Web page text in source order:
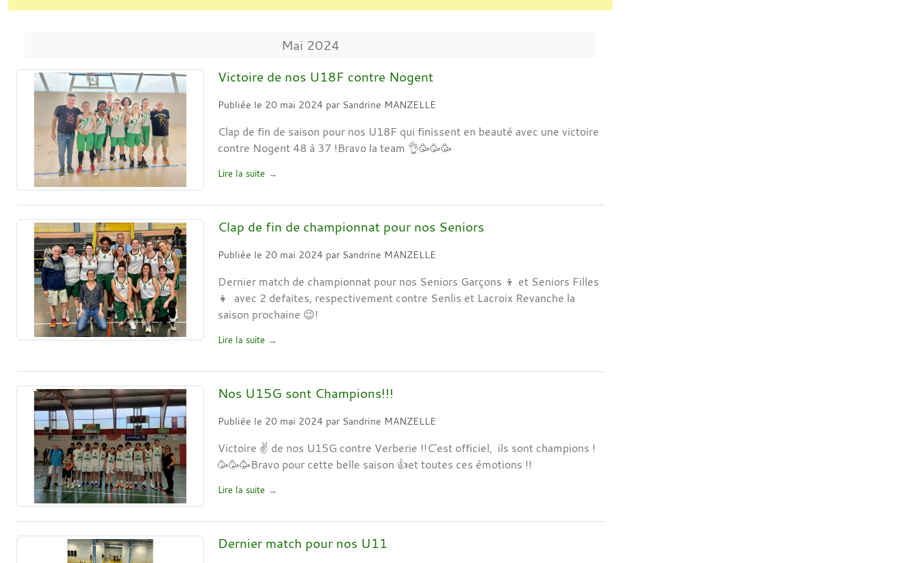
Mai 2024
Victoire de nos U18F contre Nogent
Publiée le 20 mai 2024 par Sandrine MANZELLE
Clap de fin de saison pour nos U18F qui finissent en beauté avec une victoire
contre Nogent 48 à 37 !Bravo la team 👌🥳🥳🥳
Lire la suite
Clap de fin de championnat pour nos Seniors
Publiée le 20 mai 2024 par Sandrine MANZELLE
Dernier match de championnat pour nos Seniors Garçons 👦 et Seniors Filles
👧 avec 2 defaites, respectivement contre Senlis et Lacroix Revanche la
saison prochaine 😉!
Lire la suite
Nos U15G sont Champions!!!
Publiée le 20 mai 2024 par Sandrine MANZELLE
Victoire ✌️ de nos U15G contre Verberie !!C'est officiel, ils sont champions !
🥳🥳🥳Bravo pour cette belle saison 👍et toutes ces émotions !!
Lire la suite
Dernier match pour nos U11